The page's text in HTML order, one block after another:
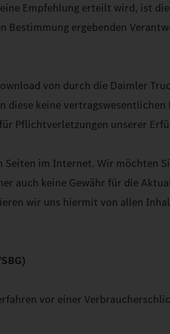
Empfehlung erteilt wird, ist
ergebenden
von durch die Daimler
keine
Pflichtverletzungen unserer
im Internet. Wir möchten
auch keine Gewähr für die
wir uns hiermit von allen
vor einer